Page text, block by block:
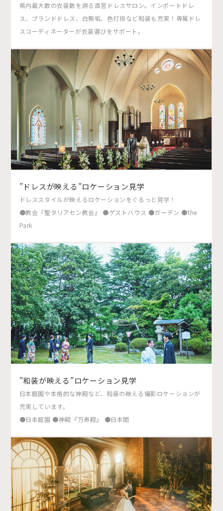
県内最大数の衣装数を誇る直営ドレスサロン。インポートドレ
ス、ブランドドレス、白無垢、色打掛など和装も充実！専属ドレ
スコーディネーターが衣装選びをサポート。
”ドレスが映える”ロケーション見学
ドレススタイルが映えるロケーションをぐるっと見学！
●教会『聖タリアセン教会』 ●ゲストハウス ●ガーデン ●the
Park
”和装が映える”ロケーション見学
日本庭園や本格的な神殿など、和装の映える撮影ロケーションが
充実しています。
●日本庭園 ●神殿『万寿殿』 ●日本間